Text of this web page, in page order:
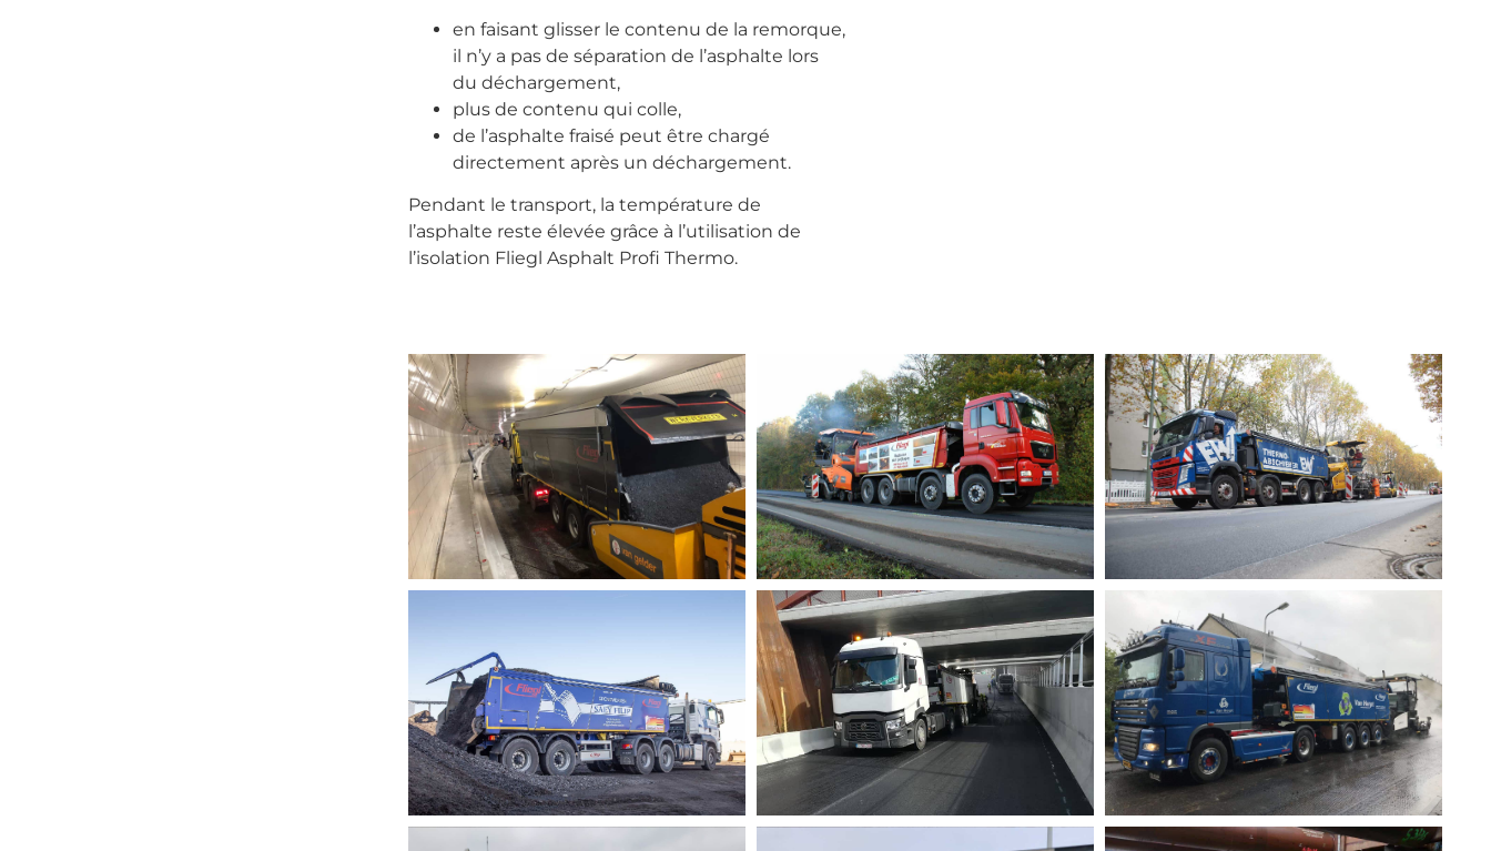
en faisant glisser le contenu de la remorque,
il n’y a pas de séparation de l’asphalte lors
du déchargement,
plus de contenu qui colle,
de l’asphalte fraisé peut être chargé
directement après un déchargement.
Pendant le transport, la température de
l’asphalte reste élevée grâce à l’utilisation de
l’isolation Fliegl Asphalt Profi Thermo.